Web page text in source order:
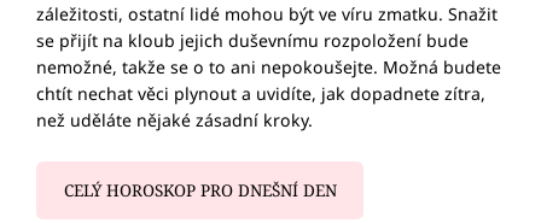
záležitosti, ostatní lidé mohou být ve víru zmatku. Snažit
se přijít na kloub jejich duševnímu rozpoložení bude
nemožné, takže se o to ani nepokoušejte. Možná budete
chtít nechat věci plynout a uvidíte, jak dopadnete zítra,
než uděláte nějaké zásadní kroky.
CELÝ HOROSKOP PRO DNEŠNÍ DEN